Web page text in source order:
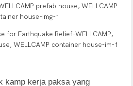
kamp kerja paksa yang